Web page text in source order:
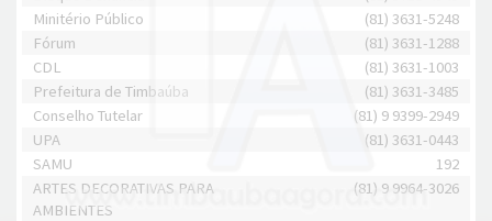
Minitério Público
(81) 3631-5248
Fórum
(81) 3631-1288
CDL
(81) 3631-1003
Prefeitura de Timbaúba
(81) 3631-3485
Conselho Tutelar
(81) 9 9399-2949
UPA
(81) 3631-0443
SAMU
192
ARTES DECORATIVAS PARA
AMBIENTES
(81) 9 9964-3026